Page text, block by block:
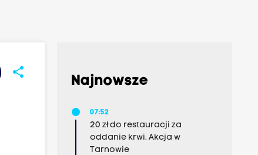
share
Najnowsze
07:52
20 zł do restauracji za
oddanie krwi. Akcja w
Tarnowie